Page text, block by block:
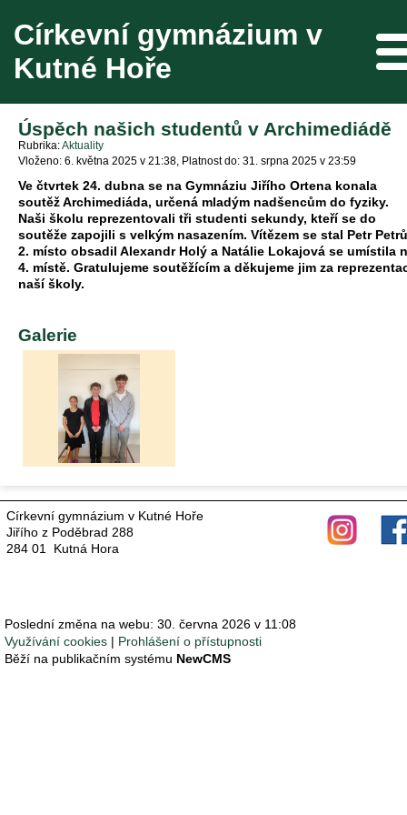
Církevní gymnázium v
Kutné Hoře
Úspěch našich studentů v Archimediádě
Rubrika Aktuality
Vloženo: 6. května 2025 v 21:38
Platnost do: 31. srpna 2025 v 23:59
Ve čtvrtek 24. dubna se na Gymnáziu Jiřího Ortena konala
soutěž Archimediáda, určená mladým nadšencům do fyziky.
Naši školu reprezentovali tři studenti sekundy, kteří se do
soutěže zapojili s velkým nasazením. Vítězem se stal Petr
2. místo obsadil Alexandr Holý a Natálie Lokajová se umístila
4. místě. Gratulujeme soutěžícím a děkujeme jim za
naší školy.
Galerie
Církevní gymnázium v Kutné Hoře
Jiřího z Poděbrad 288
284 01 Kutná Hora
Poslední změna na webu: 30. června 2026 v 11:08
Využívání cookies
Prohlášení o přístupnosti
Běží na publikačním systému NewCMS